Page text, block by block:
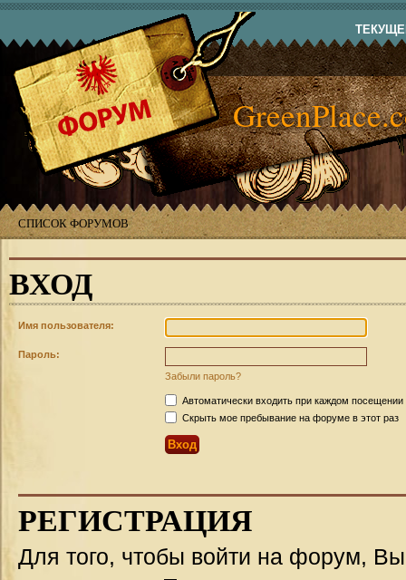
СПИСОК ФОРУМОВ
ВХОД
Имя пользователя:
Пароль:
Забыли пароль?
Автоматически входить при каждом посещении
Скрыть мое пребывание на форуме в этот раз
РЕГИСТРАЦИЯ
Для того, чтобы войти на форум,